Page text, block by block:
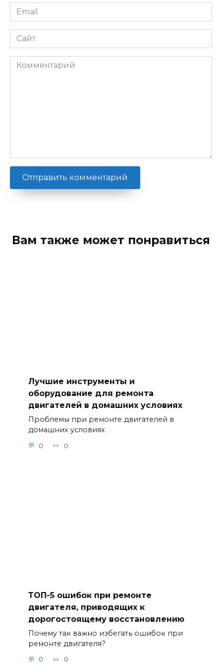
Email
*
Сайт
Комментарий
Вам также может понравиться
Лучшие инструменты и
оборудование для ремонта
двигателей в домашних условиях
Проблемы при ремонте двигателей в
домашних условиях
0 0
ТОП-5 ошибок при ремонте
двигателя, приводящих к
дорогостоящему восстановлению
Почему так важно избегать ошибок при
ремонте двигателя?
0 0